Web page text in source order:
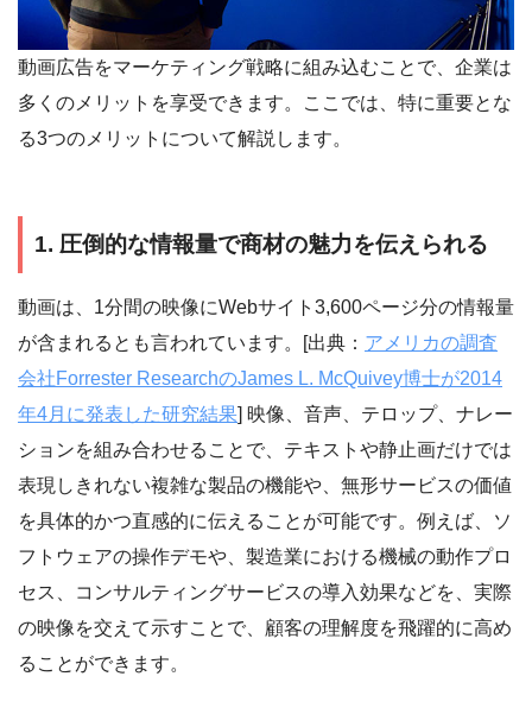
動画広告をマーケティング戦略に組み込むことで、企業は
多くのメリットを享受できます。ここでは、特に重要とな
る3つのメリットについて解説します。
1. 圧倒的な情報量で商材の魅力を伝えられる
動画は、1分間の映像にWebサイト3,600ページ分の情報量
が含まれるとも言われています。[出典： アメリカの調査
会社Forrester ResearchのJames L. McQuivey博士が2014
年4月に発表した研究結果] 映像、音声、テロップ、ナレー
ションを組み合わせることで、テキストや静止画だけでは
表現しきれない複雑な製品の機能や、無形サービスの価値
を具体的かつ直感的に伝えることが可能です。例えば、ソ
フトウェアの操作デモや、製造業における機械の動作プロ
セス、コンサルティングサービスの導入効果などを、実際
の映像を交えて示すことで、顧客の理解度を飛躍的に高め
ることができます。